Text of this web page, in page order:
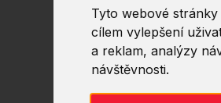
Tyto webové
cílem vylepšení
a reklam, analýzy
návštěvnosti.